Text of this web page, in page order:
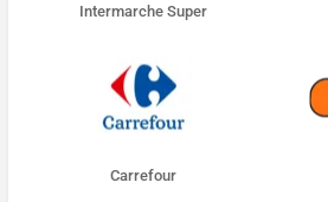
Intermarche Super
Carrefour